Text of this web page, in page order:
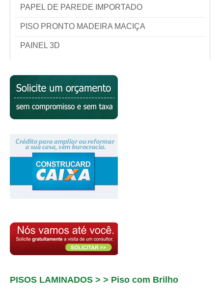
PAPEL DE PAREDE IMPORTADO
PISO PRONTO MADEIRA MACIÇA
PAINEL 3D
PISOS LAMINADOS > > Piso com Brilho